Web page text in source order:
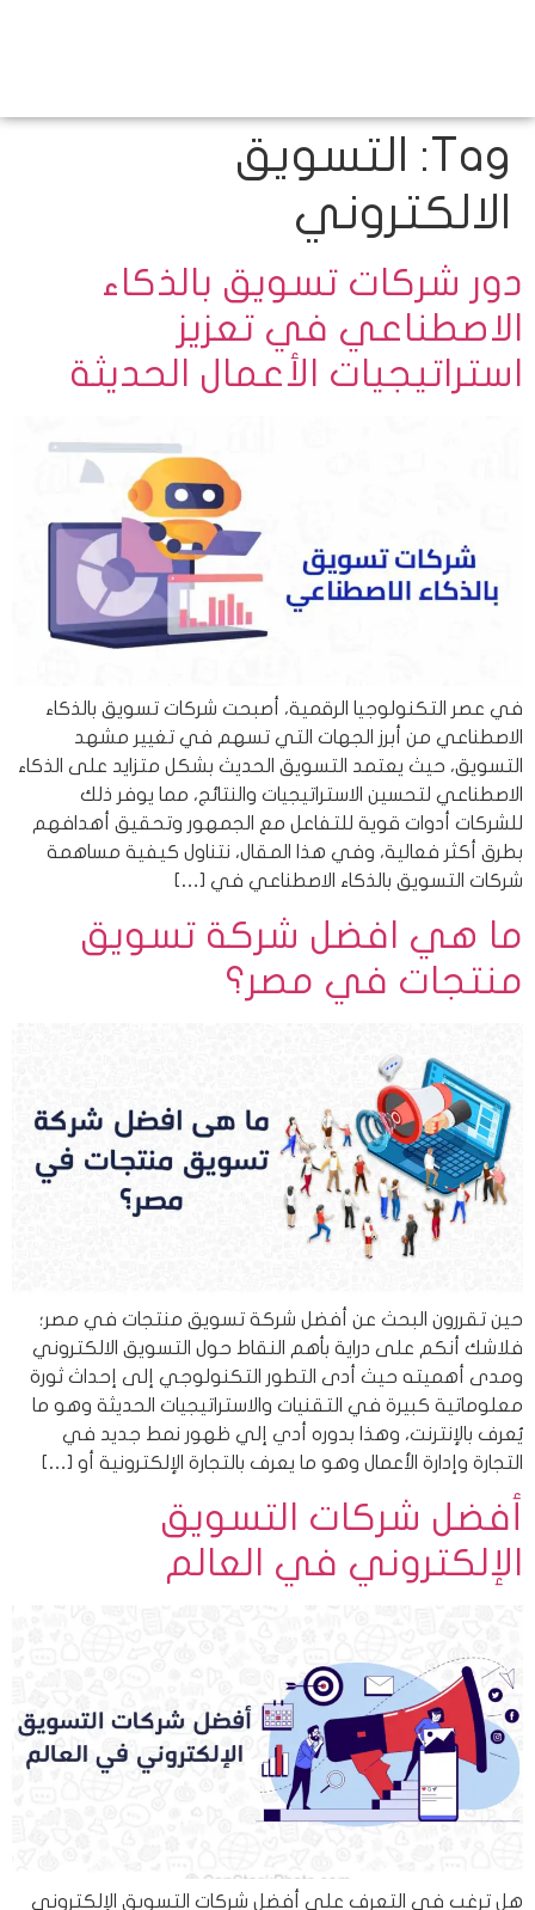
Tag:
التسويق
الالكتروني
دور شركات تسويق بالذكاء
الاصطناعي في تعزيز
استراتيجيات الأعمال الحديثة
في عصر التكنولوجيا الرقمية، أصبحت شركات تسويق بالذكاء
الاصطناعي من أبرز الجهات التي تسهم في تغيير مشهد
التسويق، حيث يعتمد التسويق الحديث بشكل متزايد على الذكاء
الاصطناعي لتحسين الاستراتيجيات والنتائج، مما يوفر ذلك
للشركات أدوات قوية للتفاعل مع الجمهور وتحقيق أهدافهم
بطرق أكثر فعالية، وفي هذا المقال، نتناول كيفية مساهمة
شركات التسويق بالذكاء الاصطناعي في […]
ما هي افضل شركة تسويق
منتجات في مصر؟
حين تقررون البحث عن أفضل شركة تسويق منتجات في مصر؛
فلاشك أنكم على دراية بأهم النقاط حول التسويق الالكتروني
ومدى أهميته حيث أدى التطور التكنولوجي إلى إحداث ثورة
معلوماتية كبيرة في التقنيات والاستراتيجيات الحديثة وهو ما
يُعرف بالإنترنت، وهذا بدوره أدي إلي ظهور نمط جديد في
التجارة وإدارة الأعمال وهو ما يعرف بالتجارة الإلكترونية أو […]
أفضل شركات التسويق
الإلكتروني في العالم
هل ترغب في التعرف على أفضل شركات التسويق الإلكتروني